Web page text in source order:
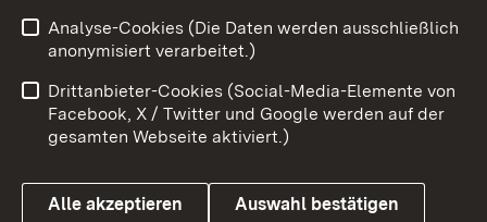
Benutzungshinweise
Barrierefreiheit
Datenschutz
Cookies
Analyse-Cookies (Die Daten werden ausschließlich
anonymisiert verarbeitet.)
Drittanbieter-Cookies (Social-Media-Elemente von
Facebook, X / Twitter und Google werden auf der
gesamten Webseite aktiviert.)
Alle akzeptieren Auswahl bestätigen